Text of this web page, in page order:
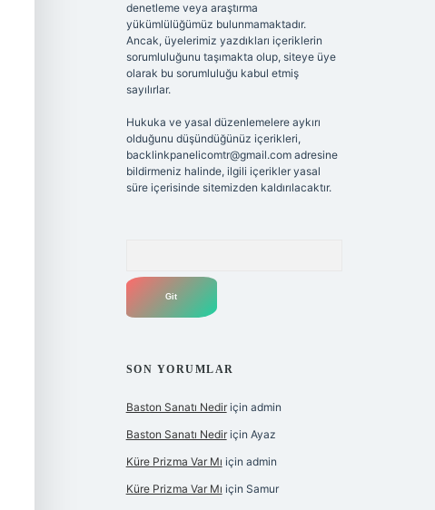
denetleme veya araştırma
yükümlülüğümüz bulunmamaktadır.
Ancak, üyelerimiz yazdıkları içeriklerin
sorumluluğunu taşımakta olup, siteye üye
olarak bu sorumluluğu kabul etmiş
sayılırlar.
Hukuka ve yasal düzenlemelere aykırı
olduğunu düşündüğünüz içerikleri,
backlinkpanelicomtr@gmail.comadresine
bildirmeniz halinde, ilgili içerikler yasal
süre içerisinde sitemizden kaldırılacaktır.
SON YORUMLAR
Baston Sanatı Nediriçin admin
Baston Sanatı Nediriçin Ayaz
Küre Prizma Var Mı için admin
Küre Prizma Var Mı için Samur